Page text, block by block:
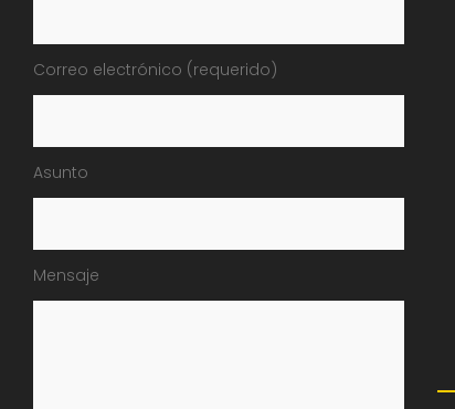
Correo electrónico (requerido)
Asunto
Mensaje